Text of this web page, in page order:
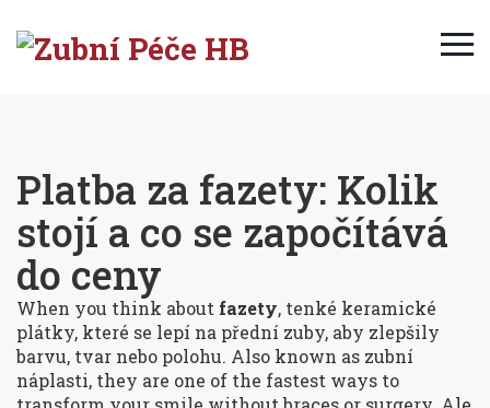
Platba za fazety: Kolik
stojí a co se započítává
do ceny
When you think about fazety, tenké keramické
plátky, které se lepí na přední zuby, aby zlepšily
barvu, tvar nebo polohu. Also known as zubní
náplasti, they are one of the fastest ways to